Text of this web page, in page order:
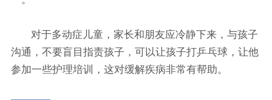
对于多动症儿童，家长和朋友应冷静下来，与孩子
沟通，不要盲目指责孩子，可以让孩子打乒乓球，让他
参加一些护理培训，这对缓解疾病非常有帮助。